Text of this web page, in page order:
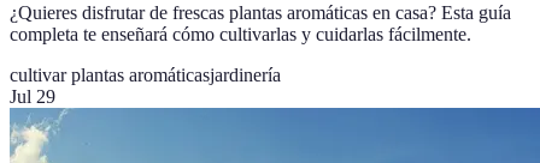
¿Quieres disfrutar de frescas plantas aromáticas en casa? Esta guía
completa te enseñará cómo cultivarlas y cuidarlas fácilmente.
cultivar plantas aromáticasjardinería
Jul 29